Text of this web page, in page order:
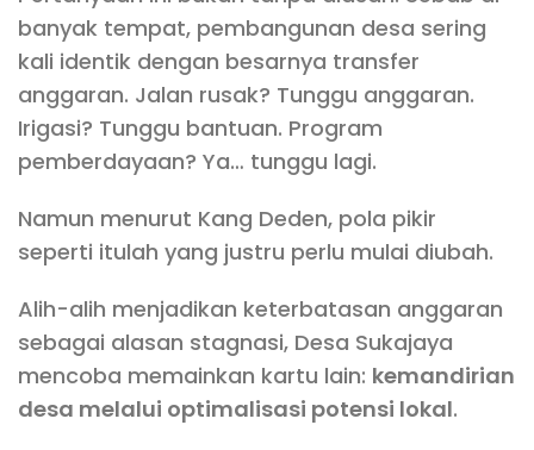
banyak tempat, pembangunan desa sering
kali identik dengan besarnya transfer
anggaran. Jalan rusak? Tunggu anggaran.
Irigasi? Tunggu bantuan. Program
pemberdayaan? Ya… tunggu lagi.
Namun menurut Kang Deden, pola pikir
seperti itulah yang justru perlu mulai diubah.
Alih-alih menjadikan keterbatasan anggaran
sebagai alasan stagnasi, Desa Sukajaya
mencoba memainkan kartu lain: kemandirian
desa melalui optimalisasi potensi lokal.